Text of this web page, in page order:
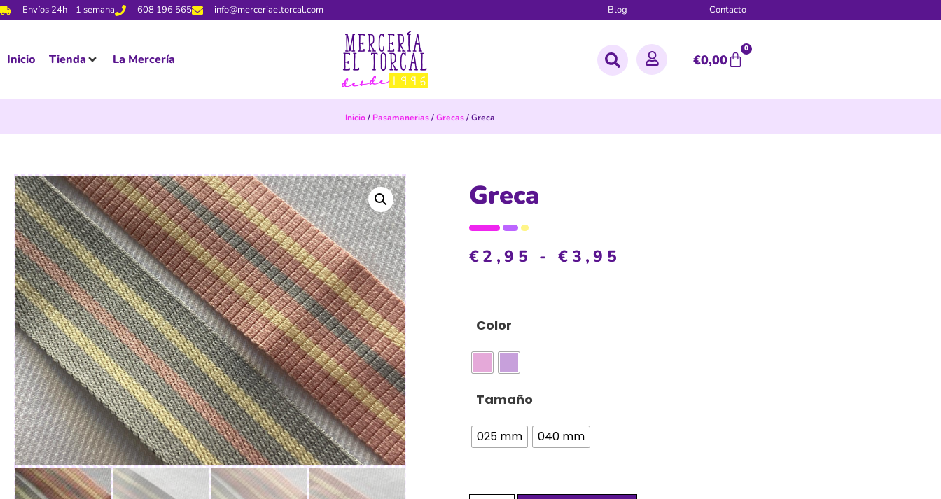
Envíos 24h - 1 semana 608 196 565 info@merceriaeltorcal.com Blog Contacto
Inicio Tienda La Mercería €0,00
0
Inicio/ Pasamanerias/Grecas/ Greca
Greca
€2,95 - € 3,95
Color
Tamaño
025 mm 040 mm